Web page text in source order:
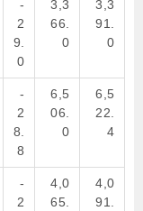
-
2
9.
0
3,3
66.
0
3,3
91.
0
-
2
8.
8
6,5
06.
0
6,5
22.
4
-
2
4,0
65.
4,0
91.